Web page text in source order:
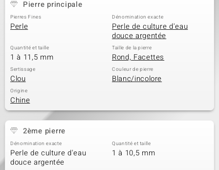
Pierre principale
Pierres Fines
Perle
Dénomination exacte
Perle de culture d'eau
douce argentée
Quantité et taille
1 à 11,5 mm
Taille de la pierre
Rond, Facettes
Sertissage
Clou
Couleur de pierre
Blanc/incolore
Origine
Chine
2ème pierre
Dénomination exacte
Perle de culture d'eau
douce argentée
Quantité et taille
1 à 10,5 mm